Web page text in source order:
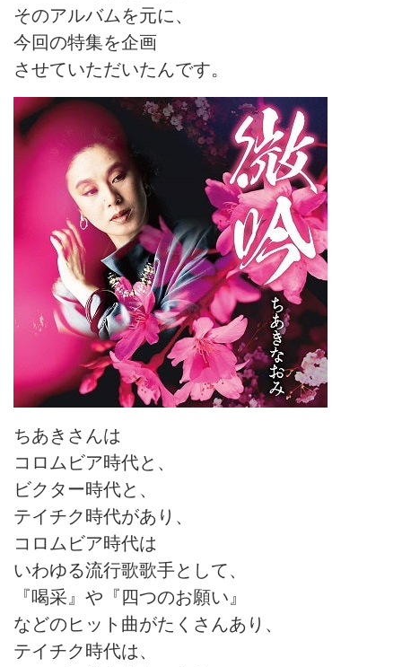
そのアルバムを元に、
今回の特集を企画
させていただいたんです。
ちあきさんは
コロムビア時代と、
ビクター時代と、
テイチク時代があり、
コロムビア時代は
いわゆる流行歌歌手として、
『喝采』や『四つのお願い』
などのヒット曲がたくさんあり、
テイチク時代は、